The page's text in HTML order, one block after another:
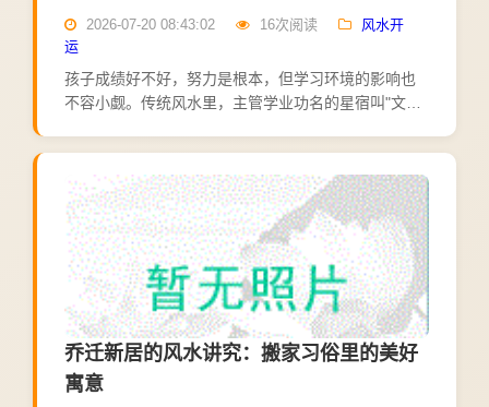
2026-07-20 08:43:02 16次阅读
风水开
运
孩子成绩好不好，努力是根本，但学习环境的影响也
不容小觑。传统风水里，主管学业功名的星宿叫"文昌
学。今天就结合风水讲究与居住常识，聊聊孩子学习
空间的布置。...
乔迁新居的风水讲究：搬家习俗里的美好
寓意